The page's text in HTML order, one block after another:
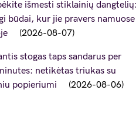
išmesti stiklainių
būdai, kur jie pravers
2026-08-07
stogas taps sandarus per
netikėtas triukas su
popieriumi
2026-08-06